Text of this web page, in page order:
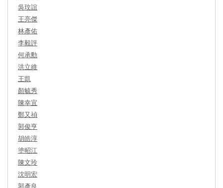
吳玟誼
王亮傑
林彥佑
李毅評
何承勳
洪立維
王凱
顏毓秀
陳幸宜
鄭又禎
郭俊亨
胡皓淳
塗昭江
陳文玲
沈明宏
郭彥良